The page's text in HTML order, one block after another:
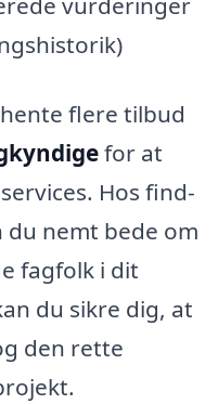
flere tilbud
for at
Hos find-
nemt bede om
fagfolk i dit
du sikre dig, at
den rette